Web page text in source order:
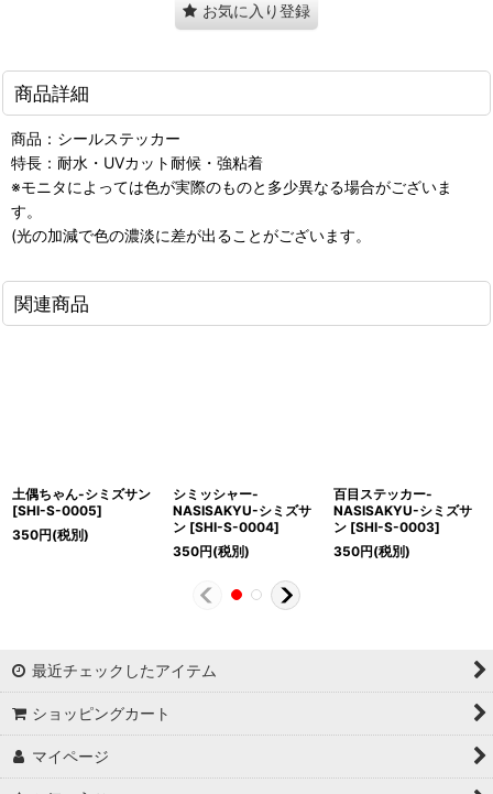
お気に入り登録
商品詳細
商品：シールステッカー
特長：耐水・UVカット耐候・強粘着
※モニタによっては色が実際のものと多少異なる場合がございま
す。
(光の加減で色の濃淡に差が出ることがございます。
関連商品
土偶ちゃん-シミズサン
[SHI-S-0005]
350円(税別)
シミッシャー-
NASISAKYU-シミズサ
ン [SHI-S-0004]
350円(税別)
百目ステッカー-
NASISAKYU-シミズサ
ン [SHI-S-0003]
350円(税別)
最近チェックしたアイテム
ショッピングカート
マイページ